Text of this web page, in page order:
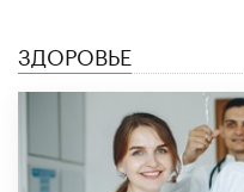
ЗДОРОВЬЕ